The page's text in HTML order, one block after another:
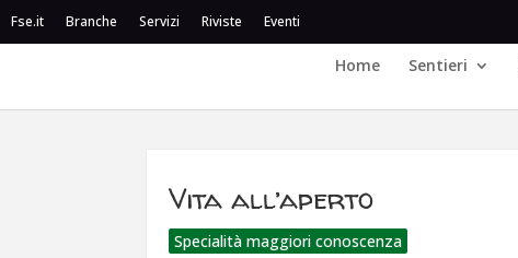
Fse.it Branche Servizi Riviste Eventi
Home Sentieri
Vita all’aperto
Specialità maggiori conoscenza